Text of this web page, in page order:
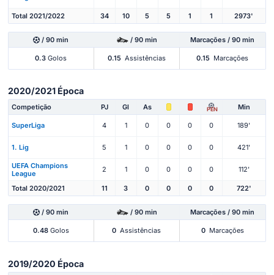
Total 2021/2022 34 10 5 5 1 1 2973'
/ 90 min / 90 min Marcações / 90 min
0.3 Golos 0.15 Assistências 0.15 Marcações
2020/2021 Época
Competição PJ Gl As PEN Min
SuperLiga 4 1 0 0 0 0 189'
1. Lig 5 1 0 0 0 0 421'
UEFA Champions
League
2 1 0 0 0 0 112'
Total 2020/2021 11 3 0 0 0 0 722'
/ 90 min / 90 min Marcações / 90 min
0.48Golos 0 Assistências 0 Marcações
2019/2020 Época